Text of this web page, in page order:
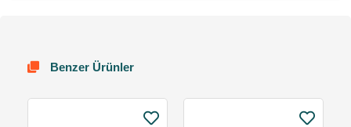
Benzer Ürünler